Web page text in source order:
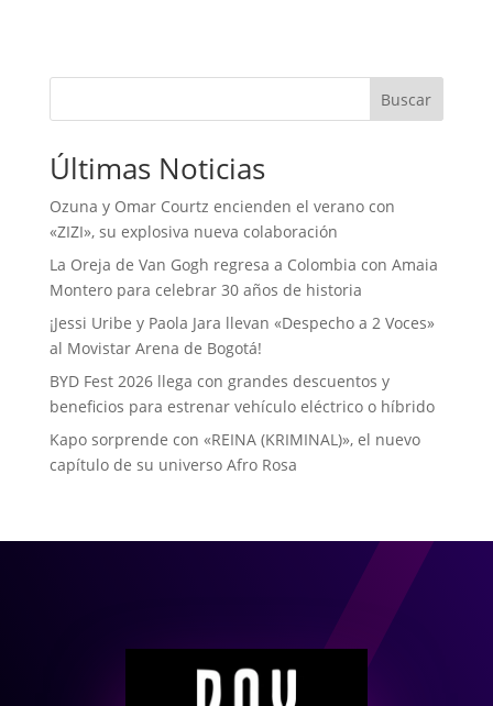
Buscar
Últimas Noticias
Ozuna y Omar Courtz encienden el verano con
«ZIZI», su explosiva nueva colaboración
La Oreja de Van Gogh regresa a Colombia con Amaia
Montero para celebrar 30 años de historia
¡Jessi Uribe y Paola Jara llevan «Despecho a 2 Voces»
al Movistar Arena de Bogotá!
BYD Fest 2026 llega con grandes descuentos y
beneficios para estrenar vehículo eléctrico o híbrido
Kapo sorprende con «REINA (KRIMINAL)», el nuevo
capítulo de su universo Afro Rosa